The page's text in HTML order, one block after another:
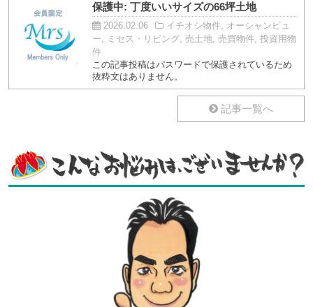
保護中: 丁度いいサイズの66坪土地
2026.02.06
イチオシ物件, オーシャンビュ
ー, ミセス・リビング, 売土地, 売買物件, 投資用物
件
この記事投稿はパスワードで保護されているため
抜粋文はありません。
記事一覧へ